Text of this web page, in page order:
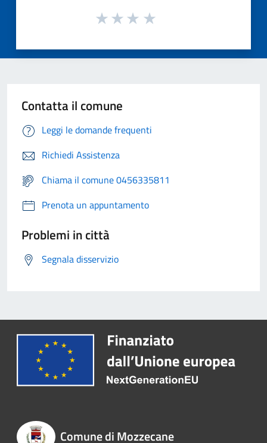
Contatta il comune
Leggi le domande frequenti
Richiedi Assistenza
Chiama il comune 0456335811
Prenota un appuntamento
Problemi in città
Segnala disservizio
Comune di Mozzecane